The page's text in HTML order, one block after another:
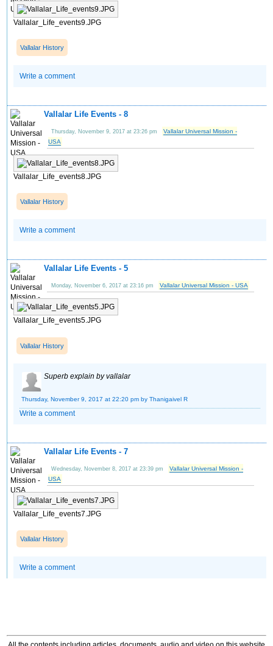
Vallalar_Life_events9.JPG
Vallalar History
Write a comment
Vallalar Life Events - 8
Thursday, November 9, 2017 at 23:26 pm
Vallalar Universal Mission -
USA
Vallalar_Life_events8.JPG
Vallalar History
Write a comment
Vallalar Life Events - 5
Monday, November 6, 2017 at 23:16 pm Vallalar Universal Mission - USA
Vallalar_Life_events5.JPG
Vallalar History
Superb​ explain by vallalar
Thursday, November 9, 2017 at 22:20 pm by Thanigaivel R
Write a comment
Vallalar Life Events - 7
Wednesday, November 8, 2017 at 23:39 pm
Vallalar Universal Mission -
USA
Vallalar_Life_events7.JPG
Vallalar History
Write a comment